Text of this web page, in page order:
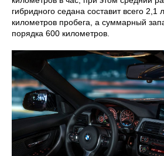
гибридного седана составит всего 2,1
километров пробега, а суммарный
порядка 600 километров.